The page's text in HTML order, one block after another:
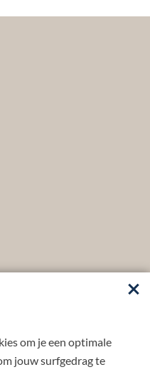
om je een optimale
jouw surfgedrag te